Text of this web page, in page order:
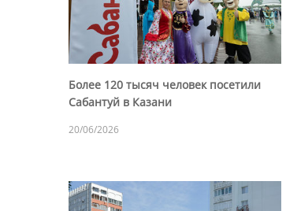
Более 120 тысяч человек посетили
Сабантуй в Казани
20/06/2026